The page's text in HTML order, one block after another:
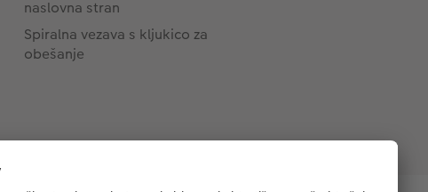
naslovna stran
Spiralna vezava s kljukico za
obešanje